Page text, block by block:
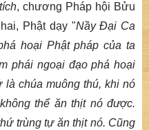
, chương Pháp hội Bửu
Phật dạy "Nầy Đại Ca
hoại Phật pháp của ta
phái ngoại đạo phá hoại
chúa muông thú, khi nó
thể ăn thịt nó được.
trùng tự ăn thịt nó. Cũng